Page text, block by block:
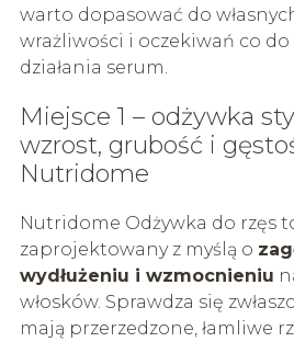
warto dopasować do
wrażliwości i oczekiwań co do
działania serum.
Miejsce 1 – odżywka
wzrost, grubość i
Nutridome
Nutridome Odżywka do rzęs
zaprojektowany z myślą o
wydłużeniu i wzmocnieniu
włosków. Sprawdza się
mają przerzedzone, łamliwe